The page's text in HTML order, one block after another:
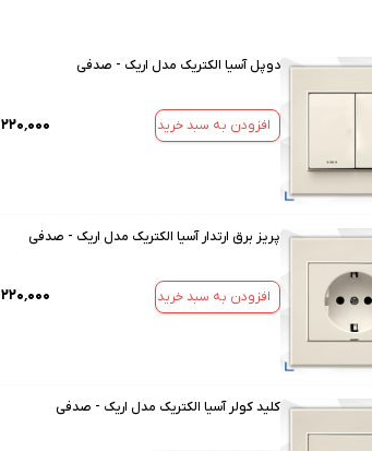
دوپل آسیا الکتریک مدل اریک - صدفی
افزودن به سبد خرید ۲۲۰٬۰۰۰
پریز برق ارتدار آسیا الکتریک مدل اریک - صدفی
افزودن به سبد خرید ۲۲۰٬۰۰۰
کلید کولر آسیا الکتریک مدل اریک - صدفی